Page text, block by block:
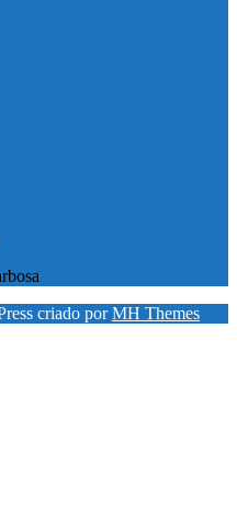
criado porMH Themes